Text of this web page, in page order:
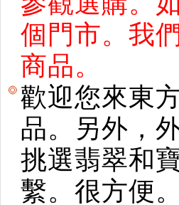
個門市。我
商品。
歡迎您來東
品。另外，
挑選翡翠和
繫。很方便。